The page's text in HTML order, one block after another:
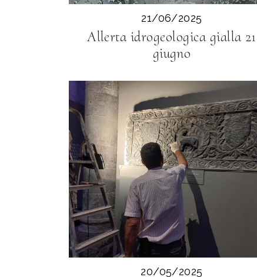
21/06/2025
Allerta idrogeologica gialla 21
giugno
20/05/2025